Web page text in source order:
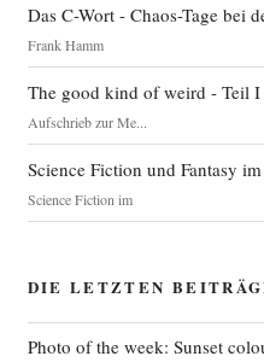
Das C-Wort - Chaos-Tage bei
Frank Hamm
The good kind of weird - Teil I
Aufschrieb zur Me...
Science Fiction und Fantasy
Science Fiction im
DIE LETZTEN
Photo of the week: Sunset